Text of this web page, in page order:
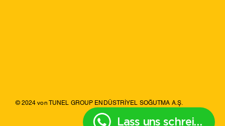
Lass uns schreiben?
© 2024 von TUNEL GROUP ENDÜSTRİYEL SOĞUTMA A.Ş.